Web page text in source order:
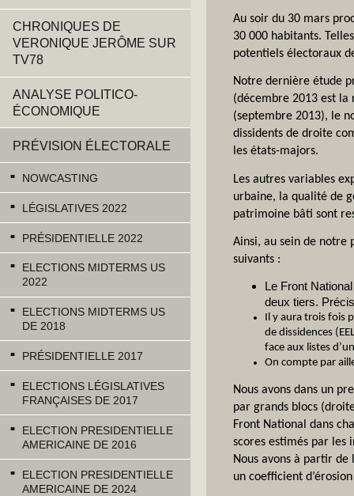
CHRONIQUES DE
VERONIQUE JERÔME SUR
TV78
ANALYSE POLITICO-
ÉCONOMIQUE
PRÉVISION ÉLECTORALE
NOWCASTING
LÉGISLATIVES 2022
PRÉSIDENTIELLE 2022
ELECTIONS MIDTERMS US
2022
ELECTIONS MIDTERMS US
DE 2018
PRÉSIDENTIELLE 2017
ELECTIONS LÉGISLATIVES
FRANÇAISES DE 2017
ELECTION PRESIDENTIELLE
AMERICAINE DE 2016
ELECTION PRESIDENTIELLE
AMERICAINE DE 2024
Au soir du 30 mars
30 000 habitants.
potentiels électoraux
Notre dernière étude
(décembre 2013 est la
(septembre 2013), le
dissidents de droite
les états-majors.
Les autres variables
urbaine, la qualité de
patrimoine bâti sont
Ainsi, au sein de notre
suivants :
Le Front
deux tiers.
Il y aura trois fois
de dissidences
face aux listes
On compte par
Nous avons dans un
par grands blocs
Front National dans
scores estimés par les
Nous avons à partir
un coefficient